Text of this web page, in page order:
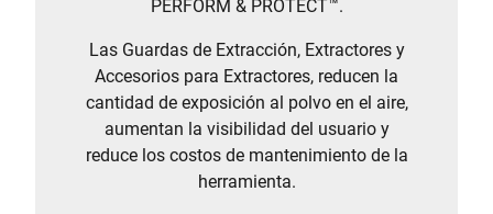
PERFORM & PROTECT™.
Las Guardas de Extracción, Extractores y
Accesorios para Extractores, reducen la
cantidad de exposición al polvo en el aire,
aumentan la visibilidad del usuario y
reduce los costos de mantenimiento de la
herramienta.